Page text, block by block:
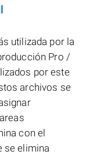
utilizada por la
Pro /
por este
archivos se
con el
se elimina